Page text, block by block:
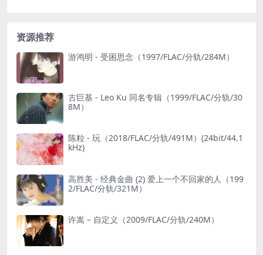
资源推荐
游鸿明 - 受困思念（1997/FLAC/分轨/284M）
古巨基 - Leo Ku 同名专辑（1999/FLAC/分轨/30
8M）
陈粒 - 玩（2018/FLAC/分轨/491M）(24bit/44.1
kHz)
高胜美 - 经典金曲 (2) 爱上一个不回家的人（199
2/FLAC/分轨/321M）
许嵩 – 自定义（2009/FLAC/分轨/240M）